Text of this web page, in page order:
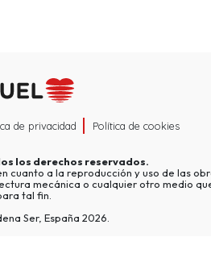
de privacidad Política de cookies
los derechos reservados.
cuanto a la reproducción y uso de las
mecánica o cualquier otro medio
tal fin.
Ser, España 2026.